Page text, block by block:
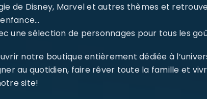
de Disney, Marvel et autres thèmes et
une sélection de personnages pour tous les
notre boutique entièrement dédiée à
au quotidien, faire rêver toute la famille et
site!